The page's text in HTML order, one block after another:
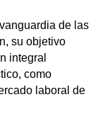
de las
su objetivo
integral
como
laboral de